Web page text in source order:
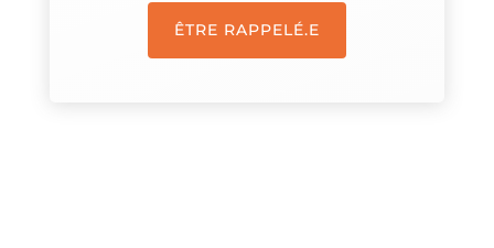
ÊTRE RAPPELÉ.E